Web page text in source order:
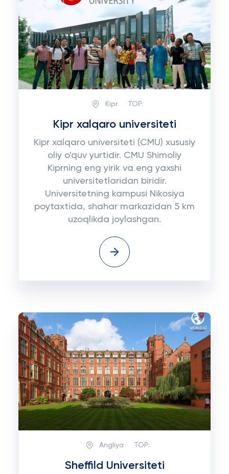
Kipr TOP:
Kipr xalqaro universiteti
Kipr xalqaro universiteti (CMU) xususiy
oliy o'quv yurtidir. CMU Shimoliy
Kiprning eng yirik va eng yaxshi
universitetlaridan biridir.
Universitetning kampusi Nikosiya
poytaxtida, shahar markazidan 5 km
uzoqlikda joylashgan.
Angliya TOP:
Sheffild Universiteti